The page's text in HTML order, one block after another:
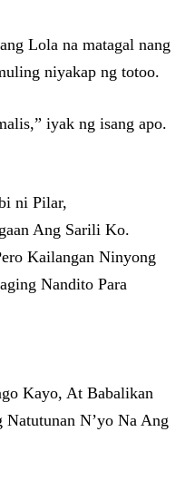
Lola na matagal nang
niyakap ng totoo.
iyak ng isang apo.
ni Pilar,
Ang Sarili Ko.
Kailangan Ninyong
Nandito Para
Kayo, At Babalikan
N’yo Na Ang